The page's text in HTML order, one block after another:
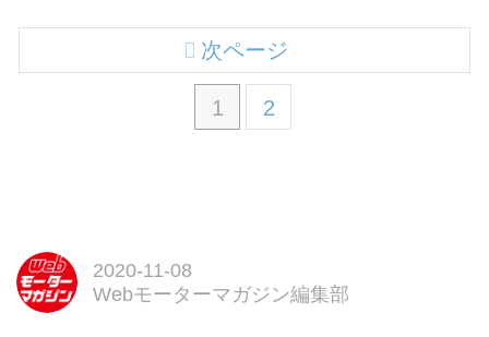
1 2
次ページ
2020-11-08
Webモーターマガジン編集部